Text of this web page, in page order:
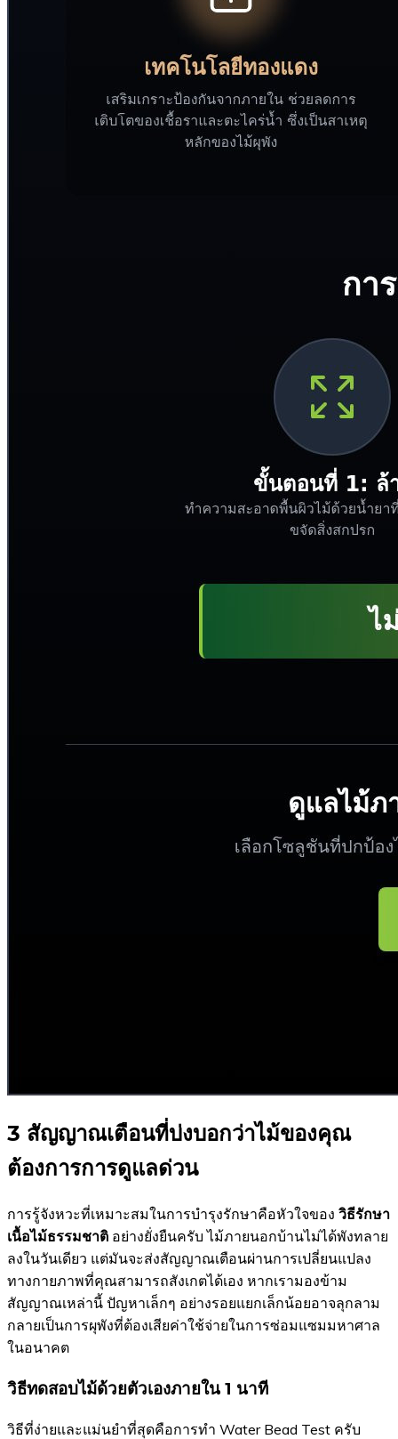
3 สัญญาณเตือนที่บ่งบอกว่าไม้ของคุณ
ต้องการการดูแลด่วน
การรู้จังหวะที่เหมาะสมในการบำรุงรักษาคือหัวใจของ วิธีรักษา
เนื้อไม้ธรรมชาติ อย่างยั่งยืนครับ ไม้ภายนอกบ้านไม่ได้พังทลาย
ลงในวันเดียว แต่มันจะส่งสัญญาณเตือนผ่านการเปลี่ยนแปลง
ทางกายภาพที่คุณสามารถสังเกตได้เอง หากเรามองข้าม
สัญญาณเหล่านี้ ปัญหาเล็กๆ อย่างรอยแยกเล็กน้อยอาจลุกลาม
กลายเป็นการผุพังที่ต้องเสียค่าใช้จ่ายในการซ่อมแซมมหาศาล
ในอนาคต
วิธีทดสอบไม้ด้วยตัวเองภายใน 1 นาที
วิธีที่ง่ายและแม่นยำที่สุดคือการทำ Water Bead Test ครับ